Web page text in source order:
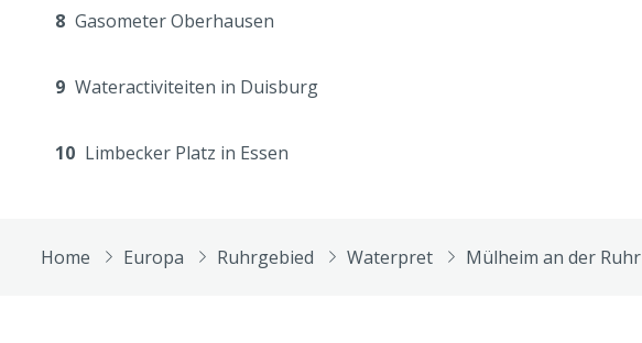
8 Gasometer Oberhausen
9 Wateractiviteiten in Duisburg
10 Limbecker Platz in Essen
Home Europa Ruhrgebied Waterpret Mülheim an der Ruhr